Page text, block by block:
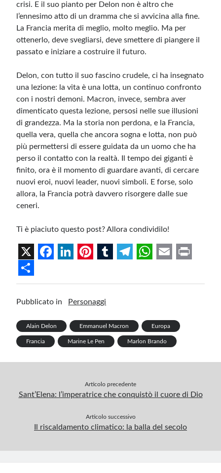
crisi. E il suo pianto per Delon non è altro che
l’ennesimo atto di un dramma che si avvicina alla fine.
La Francia merita di meglio, molto meglio. Ma per
ottenerlo, deve svegliarsi, deve smettere di piangere il
passato e iniziare a costruire il futuro.
Delon, con tutto il suo fascino crudele, ci ha insegnato
una lezione: la vita è una lotta, un continuo confronto
con i nostri demoni. Macron, invece, sembra aver
dimenticato questa lezione, persosi nelle sue illusioni
di grandezza. Ma la storia non perdona, e la Francia,
quella vera, quella che ancora sogna e lotta, non può
più permettersi di essere guidata da un uomo che ha
perso il contatto con la realtà. Il tempo dei giganti è
finito, ora è il momento di guardare avanti, di cercare
nuovi eroi, nuovi leader, nuovi simboli. E forse, solo
allora, la Francia potrà davvero risorgere dalle sue
ceneri.
Ti è piaciuto questo post? Allora condividilo!
X
a
c
b
o
o
i
n
e
d
I
i
n
e
r
e
t
u
m
l
r
e
g
r
a
m
h
s
A
p
m
l
r
t
S
h
r
e
Pubblicato in Personaggi
Alain Delon Emmanuel Macron Europa
Francia Marine Le Pen Marlon Brando
Articolo precedente
Sant’Elena: l’imperatrice che conquistò il cuore di Dio
Articolo successivo
Il riscaldamento climatico: la balla del secolo